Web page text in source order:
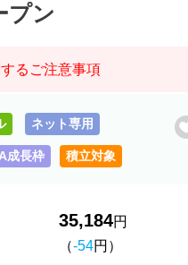
プン
るご注意事項
ネット専用
成長枠 積立対象
35,184円
（-54円）